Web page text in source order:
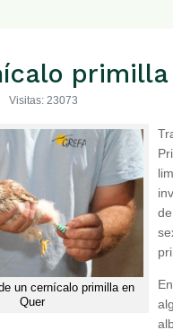
Visitas: 23073
un cernícalo primilla en
Quer